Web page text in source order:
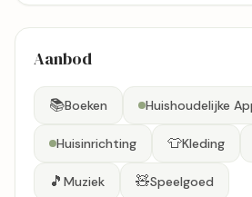
Aanbod
📚Boeken Huishoudelijke
Huisinrichting 👕Kleding
🎵 Muziek 🧸Speelgoed